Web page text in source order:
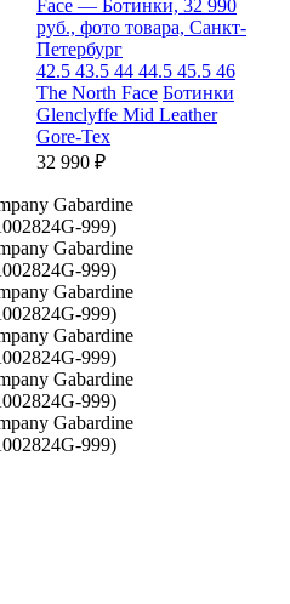
42.5 43.5 44 44.5 45.5 46
The North Face Ботинки
Glenclyffe Mid Leather
Gore-Tex
32 990 ₽